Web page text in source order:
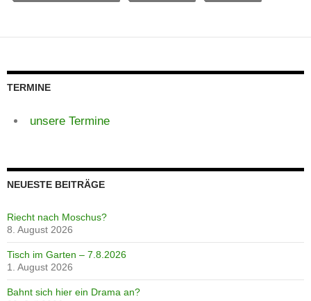
TERMINE
unsere Termine
NEUESTE BEITRÄGE
Riecht nach Moschus?
8. August 2026
Tisch im Garten – 7.8.2026
1. August 2026
Bahnt sich hier ein Drama an?